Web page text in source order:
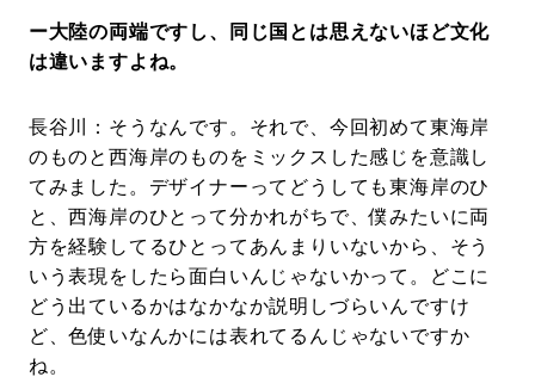
ー大陸の両端ですし、同じ国とは思えないほど文化
は違いますよね。
長谷川：そうなんです。それで、今回初めて東海岸
のものと西海岸のものをミックスした感じを意識し
てみました。デザイナーってどうしても東海岸のひ
と、西海岸のひとって分かれがちで、僕みたいに両
方を経験してるひとってあんまりいないから、そう
いう表現をしたら面白いんじゃないかって。どこに
どう出ているかはなかなか説明しづらいんですけ
ど、色使いなんかには表れてるんじゃないですか
ね。